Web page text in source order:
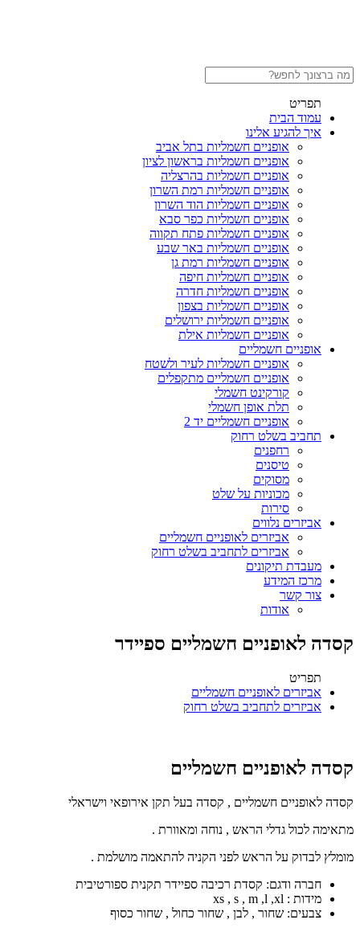
תפריט
עמוד הבית
איך להגיע אלינו
אופניים חשמליות בתל אביב
אופניים חשמליות בראשון לציון
אופניים חשמליות בהרצליה
אופניים חשמליות רמת השרון
אופניים חשמליות הוד השרון
אופניים חשמליות כפר סבא
אופניים חשמליות פתח תקווה
אופניים חשמליות באר שבע
אופניים חשמליות רמת גן
אופניים חשמליות חיפה
אופניים חשמליות חדרה
אופניים חשמליות בצפון
אופניים חשמליות ירושלים
אופניים חשמליות אילת
אופניים חשמליים
אופניים חשמליות לעיר ולשטח
אופניים חשמליים מתקפלים
קורקינט חשמלי
תלת אופן חשמלי
אופניים חשמליים יד 2
תחביב בשלט רחוק
רחפנים
טיסנים
מסוקים
מכוניות על שלט
סירות
אביזרים נלווים
אביזרים לאופניים חשמליים
אביזרים לתחביב בשלט רחוק
מעבדת תיקונים
מרכז המידע
צור קשר
אודות
קסדה לאופניים חשמליים ספיידר
תפריט
אביזרים לאופניים חשמליים
אביזרים לתחביב בשלט רחוק
קסדה לאופניים חשמליים
קסדה לאופניים חשמליים , קסדה בעל תקן אירופאי וישראלי
מתאימה לכול גדלי הראש , נוחה ומאוורת .
מומלץ לבדוק על הראש לפני הקניה להתאמה מושלמת .
חברה ודגם: קסדת רכיבה ספיידר תקנית ספורטיבית
מידות : xs , s , m ,l ,xl
צבעים: שחור , לבן , שחור כחול , שחור כסוף